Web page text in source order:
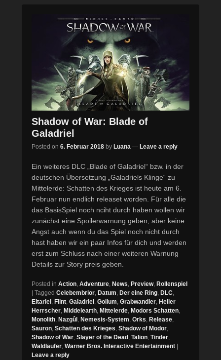
Shadow of War: Blade of
Galadriel
Posted on 6. Februar 2018 by Luana — Leave a reply
Ein weiteres DLC „Blade of Galadriel“ bzw. in der
deutschen Übersetzung „Galadriels Klinge“ zu
Mittelerde: Schatten des Krieges ist heute am 6.
Februar nun endlich releaset worden. Für alle die
das BasisSpiel noch nciht durch haben wollen wir
zunächst eine Spoilerwarnung geben, aber keine
Angst auch wenn du das Spiel noch nicht durch
hast haben wir ein paar Infos für dich und werden
erst zum Schluss nach einer weiteren Warnung
Details zur Story preis geben.
Posted in Action Adventure News Preview, Rollenspiel
| Tagged Celebembrior Datum Der eine Ring DLC
Eltariel Flint Galadriel Gollum Grabwandler Heller
Herrscher Middelearth Mittelerde Modors Schatten
Monolith Nazgûl Nemesis-System Orks Release
Sauron Schatten des Krieges Shadow of Modor
Shadow of War Slayer of the Dead Talion Tinder
Waldläufer Warner Bros. Interactive Entertainment |
Leave a reply